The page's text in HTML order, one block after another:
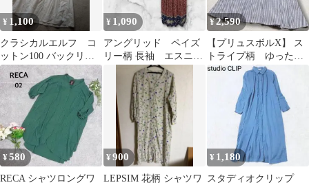
¥ 1,100
クラシカルエルフ コ
ットン100 バックリボ
ンティアードワンピー
ス L
¥ 1,090
アングリッド ペイズ
リー柄 長袖 エスニッ
ク ロング ワンピー
ス マキシ丈
¥2,590
【プリュスボルX】 ス
トライプ柄 ゆった
り 長袖 シャツロン
グワンピース M〜L
¥580
RECA シャツロングワ
¥900
LEPSIM 花柄 シャツワ
¥ 1,180
スタディオクリップ